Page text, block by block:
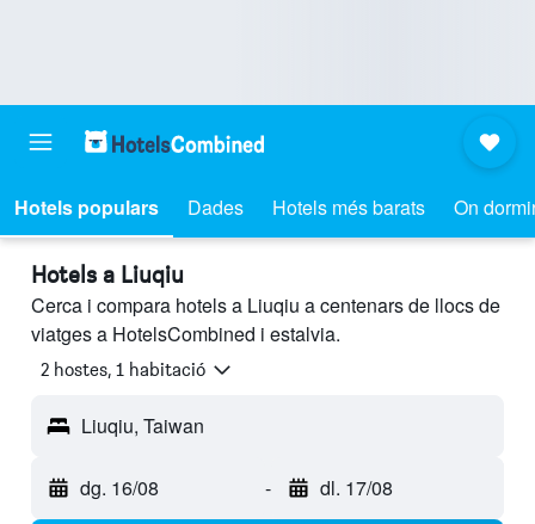
Hotels populars Dades Hotels més barats On
Hotels a Liuqiu
Cerca i compara hotels a Liuqiu a centenars de llocs de
viatges a HotelsCombined i estalvia.
2 hostes, 1 habitació
Liuqiu, Taiwan
dg. 16/08 - dl. 17/08